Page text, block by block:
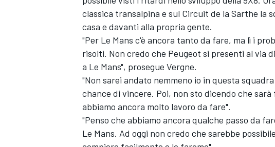
classica transalpina e sul Circuit de la Sarthe la
casa e davanti alla propria gente.
"Per Le Mans c'è ancora tanto da fare, ma lì i
risolti. Non credo che Peugeot si presenti al via
a Le Mans", prosegue Vergne.
"Non sarei andato nemmeno io in questa
chance di vincere. Poi, non sto dicendo che
abbiamo ancora molto lavoro da fare".
"Penso che abbiamo ancora qualche passo da
Le Mans. Ad oggi non credo che sarebbe